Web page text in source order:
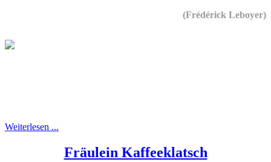
(Frédérick Leboyer)
Weiterlesen ...
Fräulein Kaffeeklatsch